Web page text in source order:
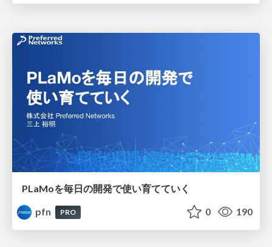
PLaMoを毎日の開発で使い育てていく
pfn
PRO 0 190